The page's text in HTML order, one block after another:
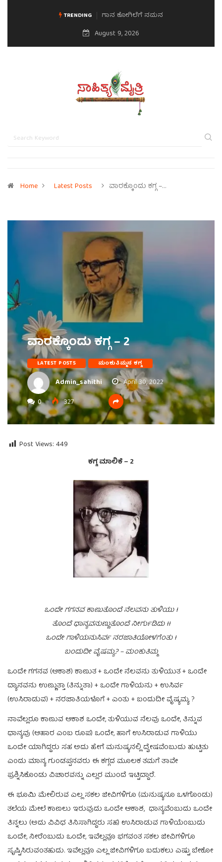
TRENDING ಮನಸಿನ ಸವಿಭಾವ
August 9, 2026
Home Latest Posts ವಾರಕ್ಕೊಂದು ಕಗ್ಗ –…
ವಾರಕ್ಕೊಂದು ಕಗ್ಗ – 2
LATEST POSTS ಮಂಕುತಿಮ್ಮನ ಕಗ್ಗ
Admin_sahithi
April 30, 2022
0
327
Post Views: 449
ಕಗ್ಗ ಮಾಲಿಕೆ – 2
ಒಂದೇ ಗಗನವ ಕಾಣುತೊಂದೆ ನೆಲವನು ತುಳಿಯು I
ತೊಂದೆ ಧಾನ್ಯವನುಣ್ಣುತೊಂದೆ ನೀರ್ಗುಡಿದು II
ಒಂದೇ ಗಾಳಿಯನುಸಿರ್ವ ನರಜಾತಿಯೋಳಗೆಂತು I
ಬಂದುದೀ ವೈಷಮ್ಯ? – ಮಂಕುತಿಮ್ಮ
ಒಂದೇ ಗಗನವ (ಆಕಾಶ) ಕಾಣುತ + ಒಂದೇ ನೆಲವನು ತುಳಿಯುತ + ಒಂದೇ
ದ್ಯಾನವನು ಉಣ್ಣುತ್ತಾ (ತಿನ್ನುತಾ) + ಒಂದೇ ಗಾಳಿಯನು + ಉಸಿರ್ವ
(ಉಸಿರಾಡುವ) + ನರಜಾತಿಯಳೊಗೆ + ಎಂತು + ಬಂದುದೀ ವೈಷ್ಯಮ್ಯ ?
ನಾವೆಲ್ಲರೂ ಕಾಣುವ ಆಕಾಶ ಒಂದೇ, ತುಳಿಯುವ ನೆಲವು ಒಂದೇ, ತಿನ್ನುವ
ಧಾನ್ಯವು (ಆಹಾರ ಎಂಬ ರೂಪ) ಒಂದೇ, ಹಾಗೆ ಉಸಿರಾಡುವ ಗಾಳಿಯು
ಒಂದೇ ಯಾಗಿದ್ದರು ಸಹ ಅದು ಹೇಗೆ ಮನುಷ್ಯನಲ್ಲಿ ದ್ವೇಷವೆಂಬುದು ಹುಟ್ಟಿತು
ಎಂದು ಮಾನ್ಯ ಗುಂಡಪ್ಪನವರು ಈ ಕಗ್ಗದ ಮೂಲಕ ತಮಗೆ ತಾವೇ
ಪ್ರಶ್ನಿಸಿಕೊಂಡು ವಿಚಾರವನ್ನು ಎಲ್ಲರ ಮುಂದೆ ಇಟ್ಟಿದ್ದಾರೆ.
ಈ ಭೂಮಿ ಮೇಲಿರುವ ಎಲ್ಲ ಸಕಲ ಜೀವಿಗಳಿಗೂ (ಮನುಷ್ಯನೂ ಒಳಗೊಂಡು)
ತಲೆಯ ಮೇಲೆ ಕಾಣಲು ಇರುವುದು ಒಂದೇ ಆಕಾಶ, ಧಾನ್ಯವೆಂಬುದು ಒಂದೇ
ತಿನ್ನಲು (ಅದು ವಿವಿಧ ತಿನಿಸಾಗಿದ್ದರು ಸಹ) ಉಸಿರಾಡುವ ಗಾಳಿಯೆಂಬುದು
ಒಂದೇ, ನೀರೆಂಬುದು ಒಂದೇ, ಇವೆಲ್ಲವೂ ಭಗವಂತ ಸಕಲ ಜೀವಿಗಳಿಗೂ
ಸೃಷ್ಟಿಸಿರುವಂತಹುದು. ಇವೆಲ್ಲವೂ ಎಲ್ಲ ಜೀವಿಗಳಿಗೂ ಬದುಕಲು ಎಷ್ಟು ಬೇಕೋ